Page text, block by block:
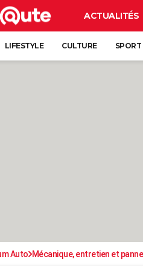
ACTUALITÉS
LIFESTYLE CULTURE SPORT
Auto Mécanique, entretien et